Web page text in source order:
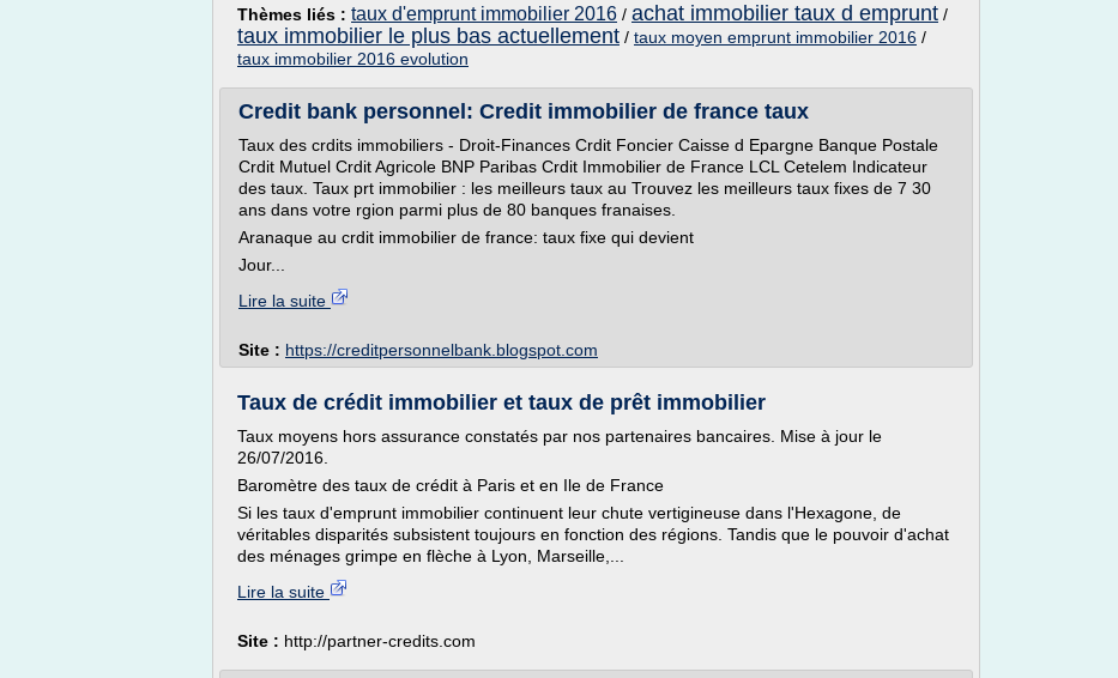
Thèmes liés : taux d'emprunt immobilier 2016 / achat immobilier taux d emprunt /
taux immobilier le plus bas actuellement / taux moyen emprunt immobilier 2016 /
taux immobilier 2016 evolution
Credit bank personnel: Credit immobilier de france taux
Taux des crdits immobiliers - Droit-Finances Crdit Foncier Caisse d Epargne Banque Postale
Crdit Mutuel Crdit Agricole BNP Paribas Crdit Immobilier de France LCL Cetelem Indicateur
des taux. Taux prt immobilier : les meilleurs taux au Trouvez les meilleurs taux fixes de 7 30
ans dans votre rgion parmi plus de 80 banques franaises.
Aranaque au crdit immobilier de france: taux fixe qui devient
Jour...
Lire la suite
Site : https://creditpersonnelbank.blogspot.com
Taux de crédit immobilier et taux de prêt immobilier
Taux moyens hors assurance constatés par nos partenaires bancaires. Mise à jour le
26/07/2016.
Baromètre des taux de crédit à Paris et en Ile de France
Si les taux d'emprunt immobilier continuent leur chute vertigineuse dans l'Hexagone, de
véritables disparités subsistent toujours en fonction des régions. Tandis que le pouvoir d'achat
des ménages grimpe en flèche à Lyon, Marseille,...
Lire la suite
Site : http://partner-credits.com